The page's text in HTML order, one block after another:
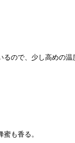
ので、少し高めの温
も香る。